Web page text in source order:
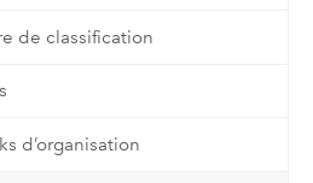
de classification
d’organisation